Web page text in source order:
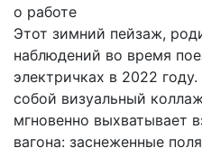
о работе
Этот зимний пейзаж,
наблюдений во время
электричках в 2022
собой визуальный
мгновенно выхватывает
вагона: заснеженные